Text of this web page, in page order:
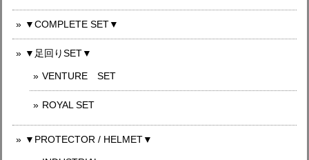
▼COMPLETE SET▼
▼足回りSET▼
VENTURE SET
ROYAL SET
▼PROTECTOR / HELMET▼